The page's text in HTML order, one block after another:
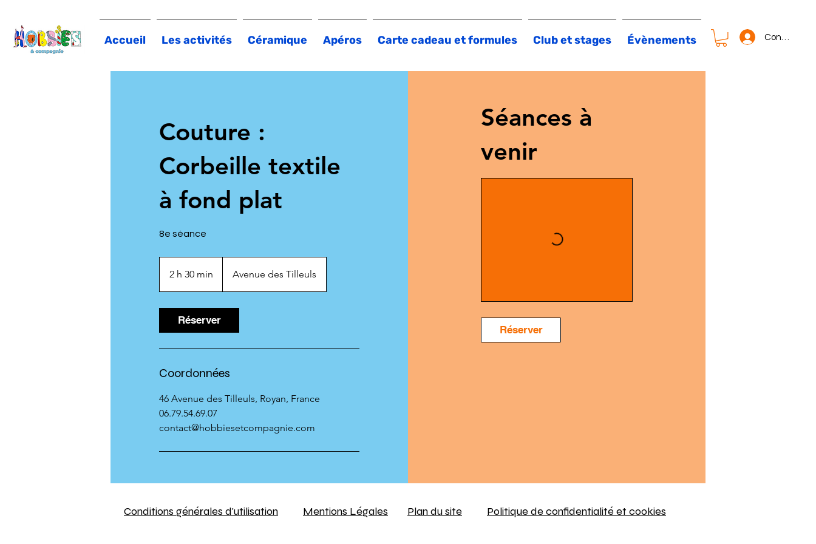
Accueil Les activités Céramique Apéros Carte cadeau et formules Club et stages Évènements Connexion
Couture :
Corbeille textile
à fond plat
8e séance
2 h 30 min
0
m
i
Avenue des Tilleuls
Réserver
Coordonnées
46 Avenue des Tilleuls, Royan, France
06.79.54.69.07
contact@hobbiesetcompagnie.com
Séances à
venir
Réserver
Conditions générales d'utilisation Mentions Légales Plan du site Politique de confidentialité et cookies